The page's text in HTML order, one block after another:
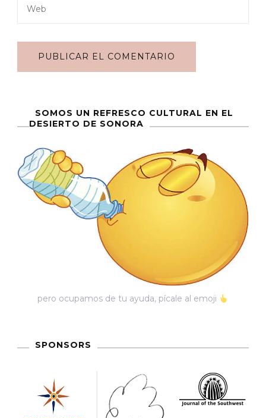
SOMOS UN REFRESCO CULTURAL EN EL
DESIERTO DE SONORA
pero ocupamos de tu ayuda, pícale al emoji
SPONSORS